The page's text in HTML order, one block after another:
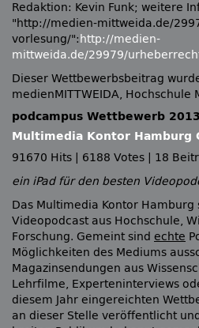
Redaktion: Kevin Funk; weitere
http://medien-mittweida.de/
vorlesung/ : http://medien-
mittweida.de/29979/
Dieser Wettbewerbsbeitrag
medienMITTWEIDA, Hochschule
podcampus Wettbewerb 2013
Multimedia Kontor Hamburg
91670 Hits
6188 Votes
18
ein iPad für den besten
Das Multimedia Kontor
Videopodcast aus Hochschule,
Forschung. Gemeint sind echte
Möglichkeiten des Mediums
Magazinsendungen aus
Lehrfilme, Experteninterviews
diesem Jahr eingereichten
an dieser Stelle veröffentlicht